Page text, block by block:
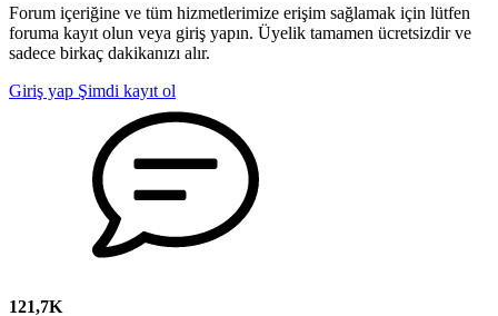
Forum içeriğine ve tüm hizmetlerimize erişim sağlamak için lütfen
foruma kayıt olun veya giriş yapın. Üyelik tamamen ücretsizdir ve
sadece birkaç dakikanızı alır.
Giriş yap Şimdi kayıt ol
121,7K